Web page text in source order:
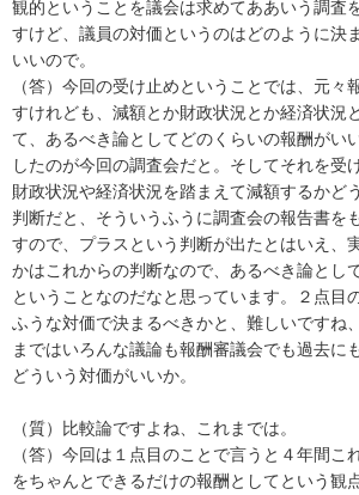
観的ということを議会は求めてああいう調査
すけど、議員の対価というのはどのように決
いいので。
（答）今回の受け止めということでは、元々
すけれども、減額とか財政状況とか経済状況
て、あるべき論としてどのくらいの報酬がい
したのが今回の調査会だと。そしてそれを受
財政状況や経済状況を踏まえて減額するかど
判断だと、そういうふうに調査会の報告書を
すので、プラスという判断が出たとはいえ、
かはこれからの判断なので、あるべき論とし
ということなのだなと思っています。２点目
ふうな対価で決まるべきかと、難しいですね
まではいろんな議論も報酬審議会でも過去に
どういう対価がいいか。
（質）比較論ですよね、これまでは。
（答）今回は１点目のことで言うと４年間こ
をちゃんとできるだけの報酬としてという観